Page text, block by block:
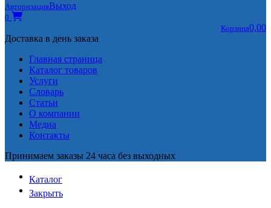
АвторизацияВыход
0
Корзина0,00
Доставка в день заказа
Главная страница
Каталог товаров
Услуги
Словарь
Статьи
О компании
Медиа
Контакты
Принимаем заказы 24 часа без выходных
Каталог
Закрыть